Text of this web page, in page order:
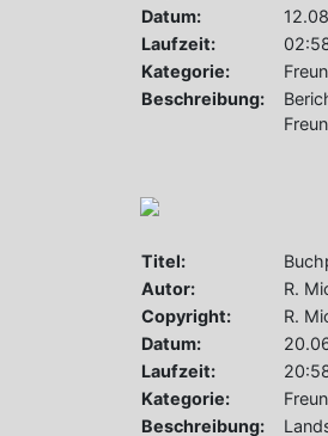
Datum:
Laufzeit:
Kategorie:
Beschreibung:
Titel:
Autor:
R.
Copyright:
R.
Datum:
Laufzeit:
Kategorie:
Beschreibung: